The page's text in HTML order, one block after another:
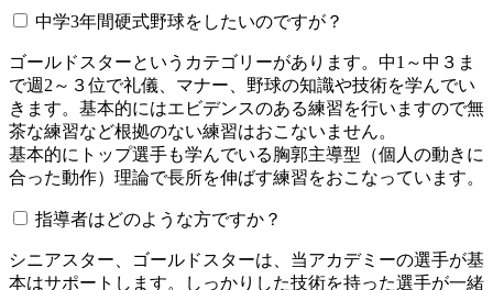
中学3年間硬式野球をしたいのですが？
ゴールドスターというカテゴリーがあります。中1～中３ま
で週2～３位で礼儀、マナー、野球の知識や技術を学んでい
きます。基本的にはエビデンスのある練習を行いますので無
茶な練習など根拠のない練習はおこないません。
基本的にトップ選手も学んでいる胸郭主導型（個人の動きに
合った動作）理論で長所を伸ばす練習をおこなっています。
指導者はどのような方ですか？
シニアスター、ゴールドスターは、当アカデミーの選手が基
本はサポートします。しっかりした技術を持った選手が一緒